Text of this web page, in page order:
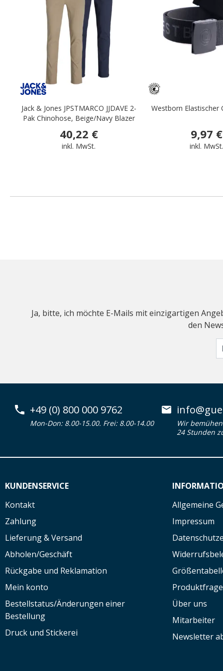
Jack & Jones JPSTMARCO JJDAVE 2-
Pak Chinohose, Beige/Navy Blazer
40,22 €
inkl. MwSt.
Westborn Elastischer
9,97 €
inkl.
Ja, bitte, ich möchte E-Mails mit einzigartigen
den
+49 (0) 800 000 9762
Mon-Don: 8.00-15.00. Frei: 8.00-14.00
Wir
24 Stunden
KUNDENSERVICE
Kontakt
Zahlung
Lieferung & Versand
Abholen/Geschäft
Rückgabe und Reklamation
Mein konto
Bestellstatus/Änderungen einer
Bestellung
Druck und Stickerei
Allgemeine
Impressum
Über uns
Mitarbeiter
Newsletter